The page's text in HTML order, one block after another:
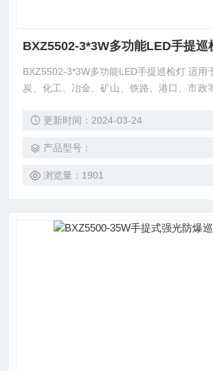
BXZ5502-3*3W多功能LED手提巡
BXZ5502-3*3W多功能LED手提巡检灯 适用
炭、化工、冶金、矿山、铁路、港口、市政
更新时间：2024-03-24
产品型号：
浏览量：1901